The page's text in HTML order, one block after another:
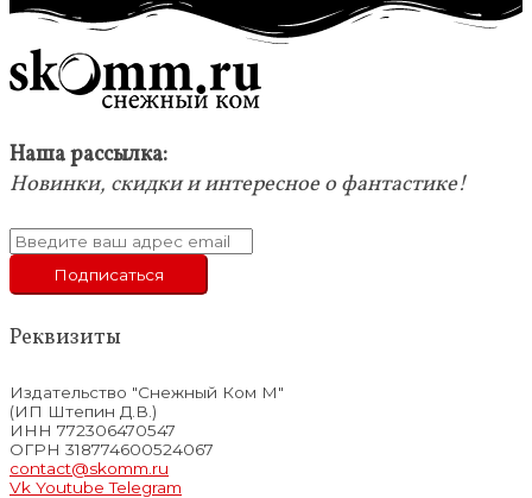
Наша рассылка:
Новинки, скидки и интересное о фантастике!
Реквизиты
Издательство "Снежный Ком М"
(ИП Штепин Д.В.)
ИНН 772306470547
ОГРН 318774600524067
contact@skomm.ru
Vk Youtube Telegram